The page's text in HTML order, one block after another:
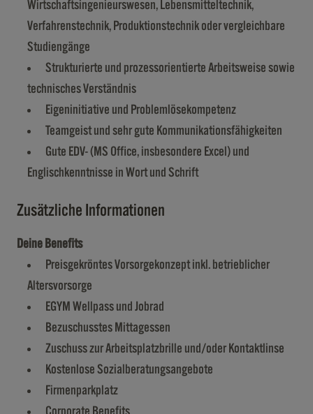
Wirtschaftsingenieurswesen, Lebensmitteltechnik,
Verfahrenstechnik, Produktionstechnik oder vergleichbare
Studiengänge
Strukturierte und prozessorientierte Arbeitsweise sowie
technisches Verständnis
Eigeninitiative und Problemlösekompetenz
Teamgeist und sehr gute Kommunikationsfähigkeiten
Gute EDV- (MS Office, insbesondere Excel) und
Englischkenntnisse in Wort und Schrift
Zusätzliche Informationen
Deine Benefits
Preisgekröntes Vorsorgekonzept inkl. betrieblicher
Altersvorsorge
EGYM Wellpass und Jobrad
Bezuschusstes Mittagessen
Zuschuss zur Arbeitsplatzbrille und/oder Kontaktlinse
Kostenlose Sozialberatungsangebote
Firmenparkplatz
Corporate Benefits